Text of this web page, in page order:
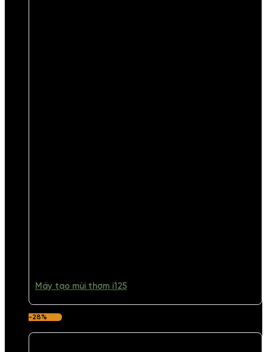
Máy tạo mùi thơm i125
-28%